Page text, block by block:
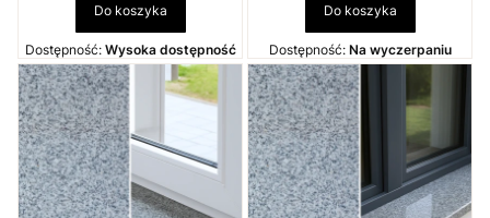
Do koszyka
Dostępność: Wysoka dostępność
Do koszyka
Dostępność: Na wyczerpaniu